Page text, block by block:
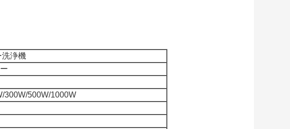
洗浄機
300W/500W/1000W